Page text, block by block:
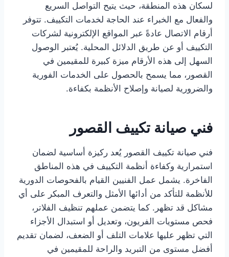
لسكان هذه المنطقة، حيث يتيح التواصل السريع
والفعال مع الخبراء عند الحاجة لخدمات التكييف. تتوفر
أرقام الاتصال عادةً عبر المواقع الإلكترونية لشركات
التكييف أو عن طريق الدلائل المحلية. يُعتبر الوصول
السهل إلى هذه الأرقام ميزة كبيرة للمقيمين في
القصور، مما يسمح بالحصول على الخدمات الفورية
والضرورية لصيانة وإصلاح الأنظمة بكفاءة.
فني صيانة تكييف القصور
فني صيانة تكييف القصور يُعد ركيزة أساسية لضمان
استمرارية وكفاءة أنظمة التكييف في هذه المناطق
الفاخرة. يشمل عمل الفنيين القيام بالفحوصات الدورية
للأنظمة للتأكد من أدائها الأمثل والتعرف المبكر على أي
مشاكل قد تظهر. كما يتضمن عملهم تنظيف الفلاتر،
فحص مستويات الفريون، وتعديل أو استبدال الأجزاء
التي تظهر عليها علامات التلف أو الضعف، لضمان تقديم
أفضل مستوى من التبريد والراحة للمقيمين في